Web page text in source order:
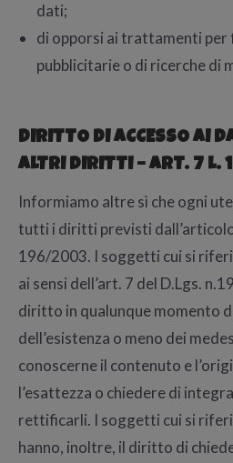
dati;
di opporsi ai trattamenti per
pubblicitarie o di ricerche di
DIRITTO DI ACCESSO AI
ALTRI DIRITTI – ART. 7
Informiamo altre sì che ogni
tutti i diritti previsti dall’articolo
196/2003. I soggetti cui si
ai sensi dell’art. 7 del D.Lgs.
diritto in qualunque momento
dell’esistenza o meno dei
conoscerne il contenuto e
l’esattezza o chiedere di
rettificarli. I soggetti cui si
hanno, inoltre, il diritto di